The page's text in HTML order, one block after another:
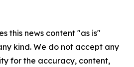
this news content "as is"
kind. We do not accept any
for the accuracy, content,